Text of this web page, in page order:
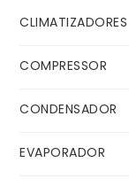
CLIMATIZADORES
COMPRESSOR
CONDENSADOR
EVAPORADOR